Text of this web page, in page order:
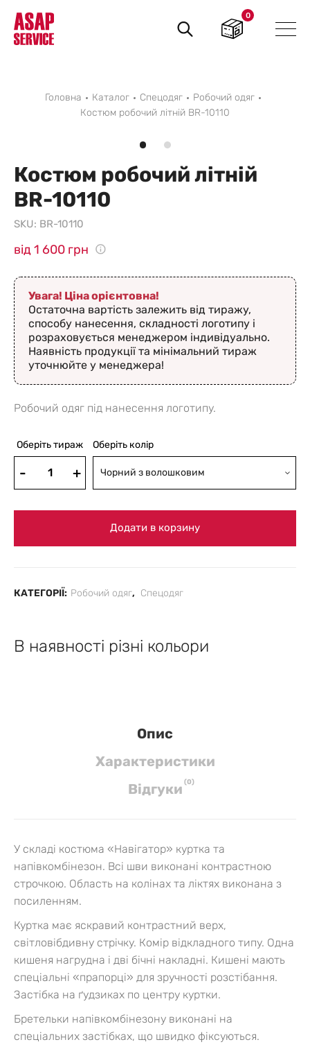
Пошук
товарів
0
Головна Каталог Спецодяг
Робочий одяг
Костюм робочий літній BR-10110
Костюм робочий літній
BR-10110
SKU: BR-10110
від 1 600 грн
Увага! Ціна орієнтовна!
Остаточна вартість залежить від тиражу,
способу нанесення, складності логотипу і
розраховується менеджером індивідуально.
Наявність продукції та мінімальний тираж
уточнюйте у менеджера!
Робочий одяг під нанесення логотипу.
Оберіть тираж Оберіть колір
Чорний з волошковим
Додати в корзину
КАТЕГОРІЇ: Робочий одяг, Спецодяг
В наявності різні кольори
Опис
Характеристики
Вiдгуки (0)
У складі костюма «Навігатор» куртка та
напівкомбінезон. Всі шви виконані контрастною
строчкою. Область на колінах та ліктях виконана з
посиленням.
Куртка має яскравий контрастний верх,
світловібдивну стрічку. Комір відкладного типу. Одна
кишеня нагрудна і дві бічні накладні. Кишені мають
спеціальні «прапорці» для зручності розстібання.
Застібка на ґудзиках по центру куртки.
Бретельки напівкомбінезону виконані на
спеціальних застібках, що швидко фіксуються.